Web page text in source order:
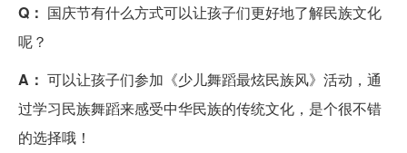
Q： 国庆节有什么方式可以让孩子们更好地了解民族文化
呢？
A： 可以让孩子们参加《少儿舞蹈最炫民族风》活动，通
过学习民族舞蹈来感受中华民族的传统文化，是个很不错
的选择哦！